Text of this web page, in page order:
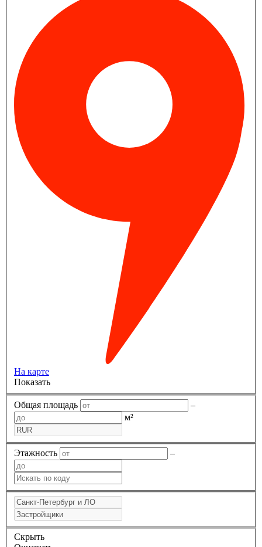
На карте
Показать
Общая площадь
–
м²
Этажность –
Скрыть